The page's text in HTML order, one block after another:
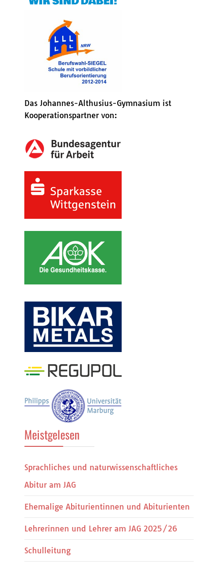
Das Johannes-Althusius-Gymnasium ist
Kooperationspartner von:
Meistgelesen
Sprachliches und naturwissenschaftliches
Abitur am JAG
Ehemalige Abiturientinnen und Abiturienten
Lehrerinnen und Lehrer am JAG 2025/26
Schulleitung